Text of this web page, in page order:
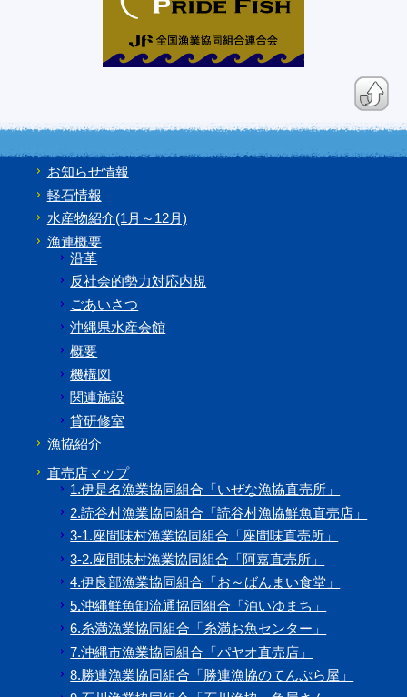
お知らせ情報
軽石情報
水産物紹介(1月～12月)
漁連概要
沿革
反社会的勢力対応内規
ごあいさつ
沖縄県水産会館
概要
機構図
関連施設
貸研修室
漁協紹介
直売店マップ
1.伊是名漁業協同組合「いぜな漁協直売所」
2.読谷村漁業協同組合「読谷村漁協鮮魚直売店」
3-1.座間味村漁業協同組合「座間味直売所」
3-2.座間味村漁業協同組合「阿嘉直売所」
4.伊良部漁業協同組合「お～ばんまい食堂」
5.沖縄鮮魚卸流通協同組合「泊いゆまち」
6.糸満漁業協同組合「糸満お魚センター」
7.沖縄市漁業協同組合「パヤオ直売店」
8.勝連漁業協同組合「勝連漁協のてんぷら屋」